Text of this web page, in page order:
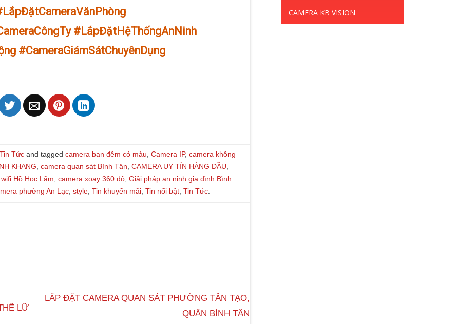
#LắpĐặtHệThốngAnNinh
#CameraGiámSátChuyênDụng
Tin Tức and tagged camera ban đêm có màu Camera IP, camera không
KHANG camera quan sát Bình Tân CAMERA UY TÍN HÀNG ĐẦU
Hồ Học Lãm camera xoay 360 độ Giải pháp an ninh gia đình Bình
phường An Lạc style Tin khuyến mãi Tin nổi bật Tin Tức
LỮ
LẮP ĐẶT CAMERA QUAN SÁT PHƯỜNG TÂN TẠO,
QUẬN BÌNH TÂN
CAMERA KB VISION